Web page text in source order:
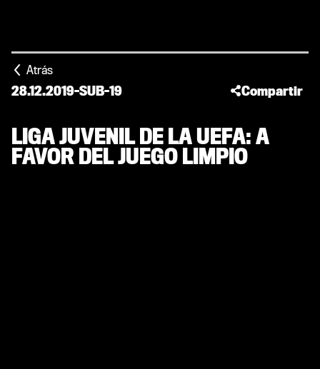
Atrás
28.12.2019-SUB-19 Compartir
LIGA JUVENIL DE LA UEFA: A
FAVOR DEL JUEGO LIMPIO